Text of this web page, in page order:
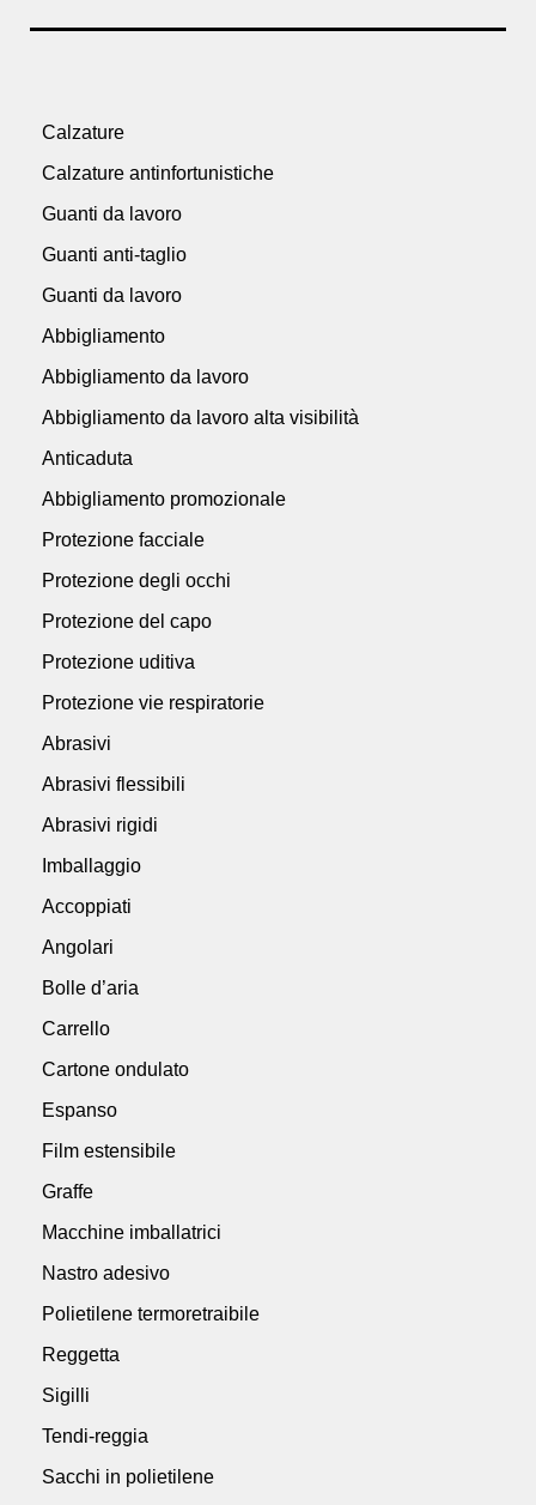
Calzature
Calzature antinfortunistiche
Guanti da lavoro
Guanti anti-taglio
Guanti da lavoro
Abbigliamento
Abbigliamento da lavoro
Abbigliamento da lavoro alta visibilità
Anticaduta
Abbigliamento promozionale
Protezione facciale
Protezione degli occhi
Protezione del capo
Protezione uditiva
Protezione vie respiratorie
Abrasivi
Abrasivi flessibili
Abrasivi rigidi
Imballaggio
Accoppiati
Angolari
Bolle d’aria
Carrello
Cartone ondulato
Espanso
Film estensibile
Graffe
Macchine imballatrici
Nastro adesivo
Polietilene termoretraibile
Reggetta
Sigilli
Tendi-reggia
Sacchi in polietilene